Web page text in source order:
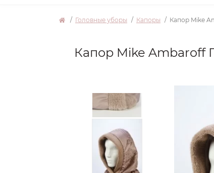
Головные уборы Капоры Капор Mike
Капор Mike Ambaroff